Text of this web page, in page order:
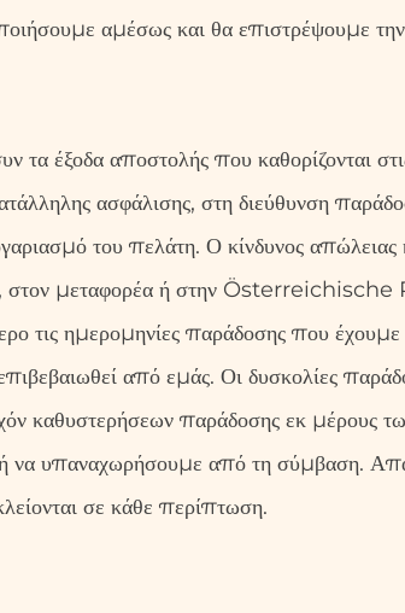
αμέσως και θα επιστρέψουμε
τα έξοδα αποστολής που καθορίζονται
ασφάλισης, στη διεύθυνση
του πελάτη. Ο κίνδυνος
στον μεταφορέα ή στην
τις ημερομηνίες παράδοσης που έχουμε
από εμάς. Οι δυσκολίες
καθυστερήσεων παράδοσης εκ μέρους
να υπαναχωρήσουμε από τη σύμβαση.
σε κάθε περίπτωση.